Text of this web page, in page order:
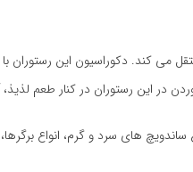
کند. دکوراسیون این رستوران با
در این رستوران در کنار طعم
ساندویچ‌ های سرد و گرم، انواع